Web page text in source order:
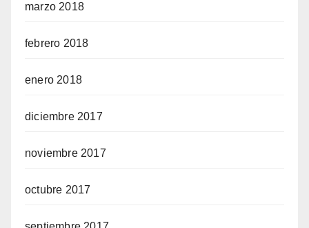
marzo 2018
febrero 2018
enero 2018
diciembre 2017
noviembre 2017
octubre 2017